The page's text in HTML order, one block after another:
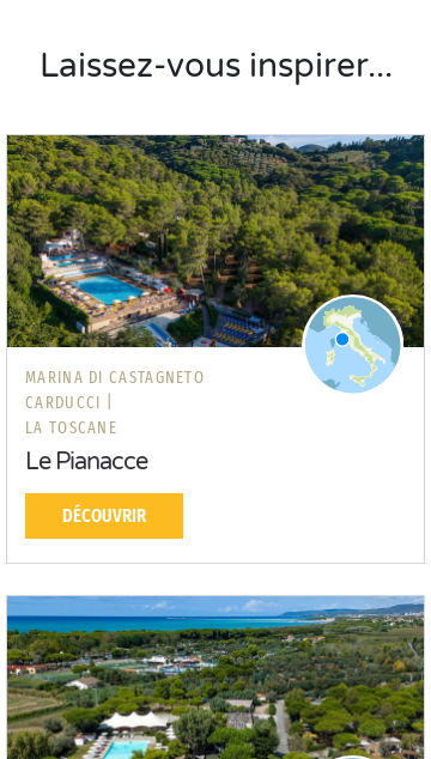
Laissez-vous inspirer...
MARINA DI CASTAGNETO
CARDUCCI |
LA TOSCANE
Le Pianacce
DÉCOUVRIR